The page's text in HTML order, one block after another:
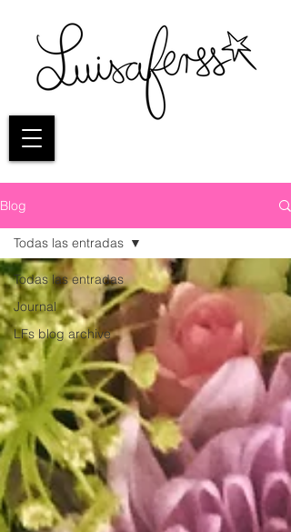
Blog
Todas las entradas
Journal
LFs blog archive
Todas las entradas